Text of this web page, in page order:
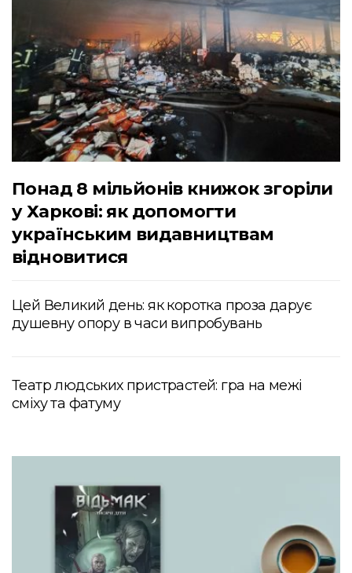
Понад 8 мільйонів книжок згоріли
у Харкові: як допомогти
українським видавництвам
відновитися
Цей Великий день: як коротка проза дарує
душевну опору в часи випробувань
Театр людських пристрастей: гра на межі
сміху та фатуму